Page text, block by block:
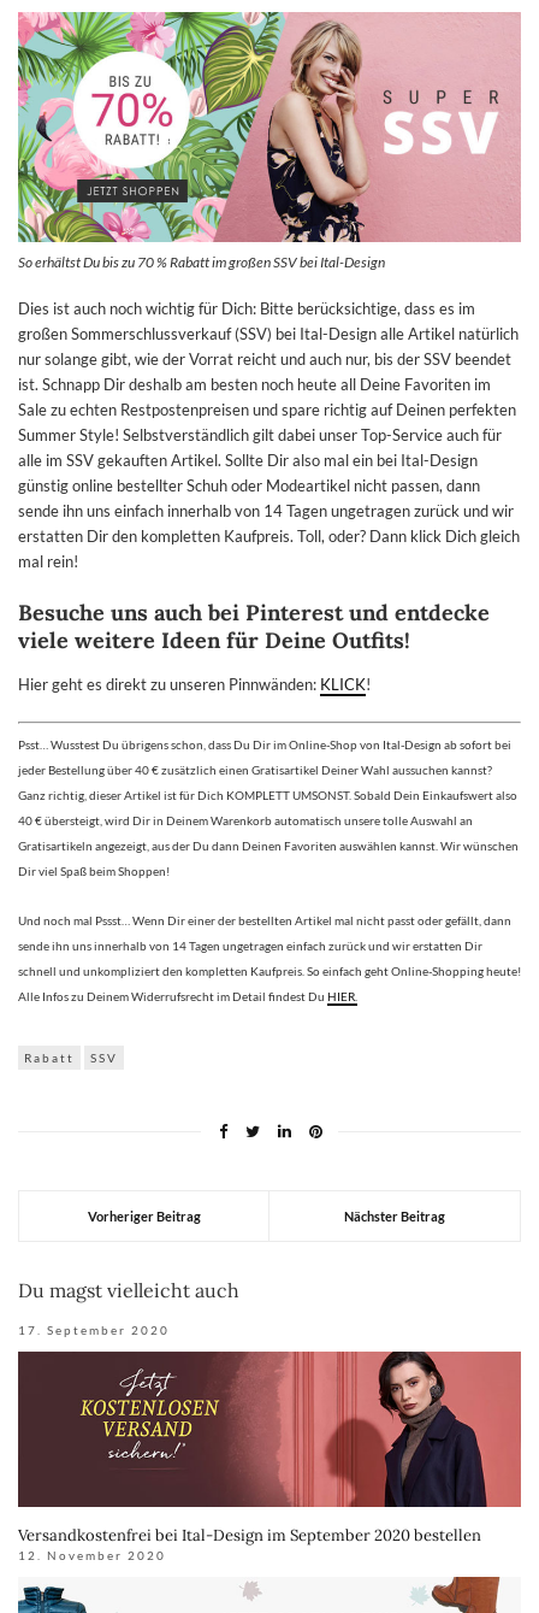
So erhältst Du bis zu 70 % Rabatt im großen SSV bei Ital-Design
Dies ist auch noch wichtig für Dich: Bitte berücksichtige, dass es im
großen Sommerschlussverkauf (SSV) bei Ital-Design alle Artikel natürlich
nur solange gibt, wie der Vorrat reicht und auch nur, bis der SSV beendet
ist. Schnapp Dir deshalb am besten noch heute all Deine Favoriten im
Sale zu echten Restpostenpreisen und spare richtig auf Deinen perfekten
Summer Style! Selbstverständlich gilt dabei unser Top-Service auch für
alle im SSV gekauften Artikel. Sollte Dir also mal ein bei Ital-Design
günstig online bestellter Schuh oder Modeartikel nicht passen, dann
sende ihn uns einfach innerhalb von 14 Tagen ungetragen zurück und wir
erstatten Dir den kompletten Kaufpreis. Toll, oder? Dann klick Dich gleich
mal rein!
Besuche uns auch bei Pinterest und entdecke
viele weitere Ideen für Deine Outfits!
Hier geht es direkt zu unseren Pinnwänden: KLICK!
Psst… Wusstest Du übrigens schon, dass Du Dir im Online-Shop von Ital-Design ab sofort bei
jeder Bestellung über 40 € zusätzlich einen Gratisartikel Deiner Wahl aussuchen kannst?
Ganz richtig, dieser Artikel ist für Dich KOMPLETT UMSONST. Sobald Dein Einkaufswert also
40 € übersteigt, wird Dir in Deinem Warenkorb automatisch unsere tolle Auswahl an
Gratisartikeln angezeigt, aus der Du dann Deinen Favoriten auswählen kannst. Wir wünschen
Dir viel Spaß beim Shoppen!
Und noch mal Pssst… Wenn Dir einer der bestellten Artikel mal nicht passt oder gefällt, dann
sende ihn uns innerhalb von 14 Tagen ungetragen einfach zurück und wir erstatten Dir
schnell und unkompliziert den kompletten Kaufpreis. So einfach geht Online-Shopping heute!
Alle Infos zu Deinem Widerrufsrecht im Detail findest Du HIER.
Rabatt SSV
Vorheriger Beitrag Nächster Beitrag
Du magst vielleicht auch
17. September 2020
Versandkostenfrei bei Ital-Design im September 2020 bestellen
12. November 2020